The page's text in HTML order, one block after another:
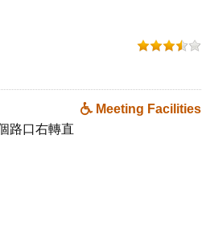
Meeting Facilities
路口右轉直